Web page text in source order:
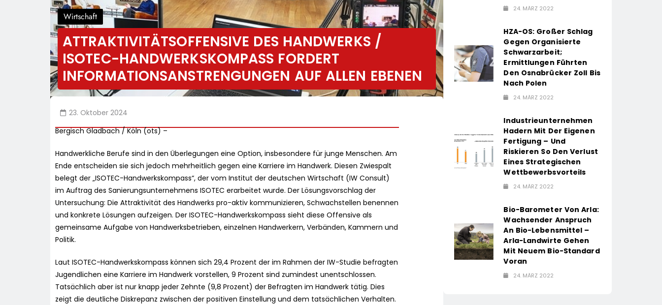
Wirtschaft
ATTRAKTIVITÄTSOFFENSIVE DES HANDWERKS /
ISOTEC-HANDWERKSKOMPASS FORDERT
INFORMATIONSANSTRENGUNGEN AUF ALLEN EBENEN
23. Oktober 2024
Bergisch Gladbach / Köln (ots) –
Handwerkliche Berufe sind in den Überlegungen eine Option, insbesondere für junge Menschen. Am
Ende entscheiden sie sich jedoch mehrheitlich gegen eine Karriere im Handwerk. Diesen Zwiespalt
belegt der „ISOTEC-Handwerkskompass“, der vom Institut der deutschen Wirtschaft (IW Consult)
im Auftrag des Sanierungsunternehmens ISOTEC erarbeitet wurde. Der Lösungsvorschlag der
Untersuchung: Die Attraktivität des Handwerks pro-aktiv kommunizieren, Schwachstellen benennen
und konkrete Lösungen aufzeigen. Der ISOTEC-Handwerkskompass sieht diese Offensive als
gemeinsame Aufgabe von Handwerksbetrieben, einzelnen Handwerkern, Verbänden, Kammern und
Politik.
Laut ISOTEC-Handwerkskompass können sich 29,4 Prozent der im Rahmen der IW-Studie befragten
Jugendlichen eine Karriere im Handwerk vorstellen, 9 Prozent sind zumindest unentschlossen.
Tatsächlich aber ist nur knapp jeder Zehnte (9,8 Prozent) der Befragten im Handwerk tätig. Dies
zeigt die deutliche Diskrepanz zwischen der positiven Einstellung und dem tatsächlichen Verhalten.
24. MÄRZ 2022
HZA-OS: Großer Schlag
Gegen Organisierte
Schwarzarbeit;
Ermittlungen Führten
Den Osnabrücker Zoll Bis
Nach Polen
24. MÄRZ 2022
Industrieunternehmen
Hadern Mit Der Eigenen
Fertigung – Und
Riskieren So Den Verlust
Eines Strategischen
Wettbewerbsvorteils
24. MÄRZ 2022
Bio-Barometer Von Arla:
Wachsender Anspruch
An Bio-Lebensmittel –
Arla-Landwirte Gehen
Mit Neuem Bio-Standard
Voran
24. MÄRZ 2022